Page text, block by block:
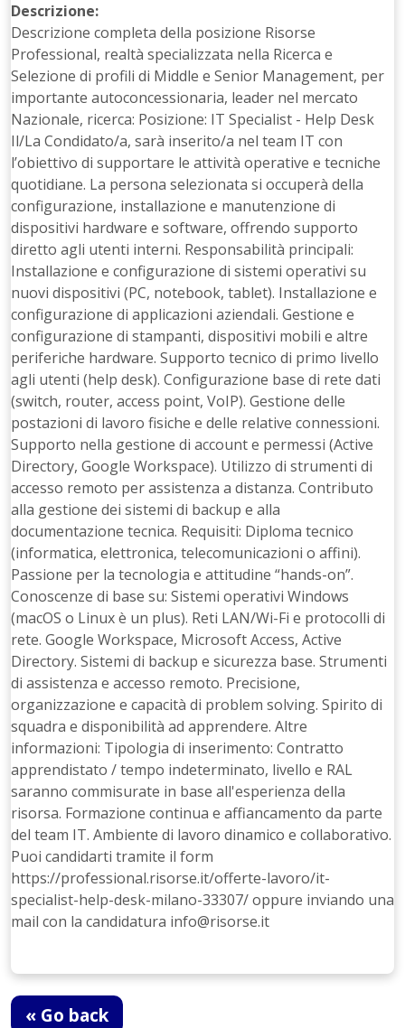
Descrizione:
Descrizione completa della posizione Risorse
Professional, realtà specializzata nella Ricerca e
Selezione di profili di Middle e Senior Management, per
importante autoconcessionaria, leader nel mercato
Nazionale, ricerca: Posizione: IT Specialist - Help Desk
Il/La Condidato/a, sarà inserito/a nel team IT con
l’obiettivo di supportare le attività operative e tecniche
quotidiane. La persona selezionata si occuperà della
configurazione, installazione e manutenzione di
dispositivi hardware e software, offrendo supporto
diretto agli utenti interni. Responsabilità principali:
Installazione e configurazione di sistemi operativi su
nuovi dispositivi (PC, notebook, tablet). Installazione e
configurazione di applicazioni aziendali. Gestione e
configurazione di stampanti, dispositivi mobili e altre
periferiche hardware. Supporto tecnico di primo livello
agli utenti (help desk). Configurazione base di rete dati
(switch, router, access point, VoIP). Gestione delle
postazioni di lavoro fisiche e delle relative connessioni.
Supporto nella gestione di account e permessi (Active
Directory, Google Workspace). Utilizzo di strumenti di
accesso remoto per assistenza a distanza. Contributo
alla gestione dei sistemi di backup e alla
documentazione tecnica. Requisiti: Diploma tecnico
(informatica, elettronica, telecomunicazioni o affini).
Passione per la tecnologia e attitudine “hands-on”.
Conoscenze di base su: Sistemi operativi Windows
(macOS o Linux è un plus). Reti LAN/Wi-Fi e protocolli di
rete. Google Workspace, Microsoft Access, Active
Directory. Sistemi di backup e sicurezza base. Strumenti
di assistenza e accesso remoto. Precisione,
organizzazione e capacità di problem solving. Spirito di
squadra e disponibilità ad apprendere. Altre
informazioni: Tipologia di inserimento: Contratto
apprendistato / tempo indeterminato, livello e RAL
saranno commisurate in base all'esperienza della
risorsa. Formazione continua e affiancamento da parte
del team IT. Ambiente di lavoro dinamico e collaborativo.
Puoi candidarti tramite il form
https://professional.risorse.it/offerte-lavoro/it-
specialist-help-desk-milano-33307/ oppure inviando una
mail con la candidatura info@risorse.it
« Go back